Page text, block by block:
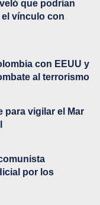
que podrían
el vínculo con
con EEUU y
al terrorismo
para vigilar el Mar
por los